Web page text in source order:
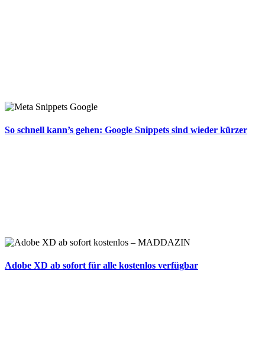
So schnell kann’s gehen: Google Snippets sind wieder kürzer
Adobe XD ab sofort für alle kostenlos verfügbar